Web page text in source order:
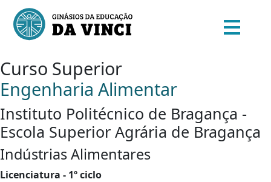
Curso Superior
Engenharia Alimentar
Instituto Politécnico de Bragança -
Escola Superior Agrária de Bragança
Indústrias Alimentares
Licenciatura - 1º ciclo